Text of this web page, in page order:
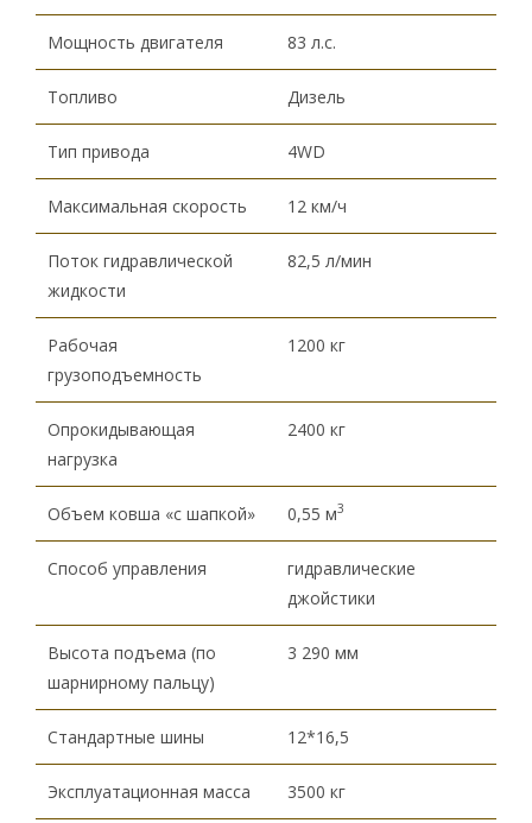
Мощность двигателя 83 л.с.
Топливо Дизель
Тип привода 4WD
Максимальная скорость 12 км/ч
Поток гидравлической
жидкости
82,5 л/мин
Рабочая
грузоподъемность
1200 кг
Опрокидывающая
нагрузка
2400 кг
Объем ковша «с шапкой» 0,55 м3
Способ управления
гидравлические
джойстики
Высота подъема (по
шарнирному пальцу)
3 290 мм
Стандартные шины 12*16,5
Эксплуатационная масса 3500 кг